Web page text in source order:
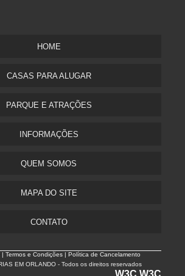
HOME
CASAS PARA ALUGAR
PARQUE E ATRAÇÕES
INFORMAÇÕES
QUEM SOMOS
MAPA DO SITE
CONTATO
|Termos e Condições | Política de Cancelamento
EM ORLANDO - Todos os direitos reservados
W3C W3C